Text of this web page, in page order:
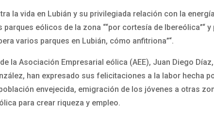
la vida en Lubián y su privilegiada relación con la
eólicos de la zona ““por cortesía de Ibereólica”“
varios parques en Lubián, cómo anfitriona”“.
la Asociación Empresarial eólica (AEE), Juan Diego
han expresado sus felicitaciones a la labor hecha
envejecida, emigración de los jóvenes a otras
para crear riqueza y empleo.